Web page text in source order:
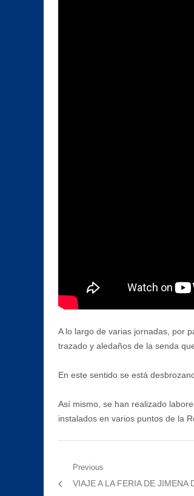
A lo largo de varias jornadas, por
trazado y aledaños de la senda
En este sentido se está
Así mismo, se han realizado
instalados en varios puntos de la
Navegación
de
Previous
Previous
VIAJE A LA FERIA DE JIMENA